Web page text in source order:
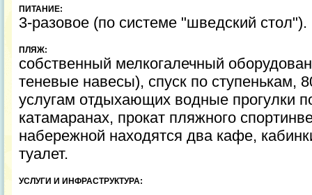
ПИТАНИЕ:
3-разовое (по системе "шведский стол").
ПЛЯЖ:
собственный мелкогалечный
теневые навесы), спуск по ступенькам,
услугам отдыхающих водные прогулки
катамаранах, прокат пляжного
набережной находятся два кафе,
туалет.
УСЛУГИ И ИНФРАСТРУКТУРА: